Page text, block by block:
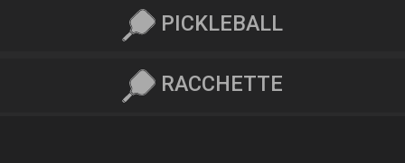
PICKLEBALL
RACCHETTE